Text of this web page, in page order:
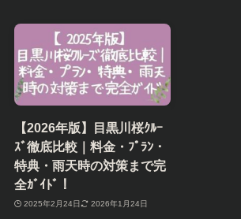
【2026年版】目黒川桜ｸﾙｰ
ｽﾞ徹底比較｜料金・ﾌﾟﾗﾝ・
特典・雨天時の対策まで完
全ｶﾞｲﾄﾞ！
2025年2月24日 2026年1月24日